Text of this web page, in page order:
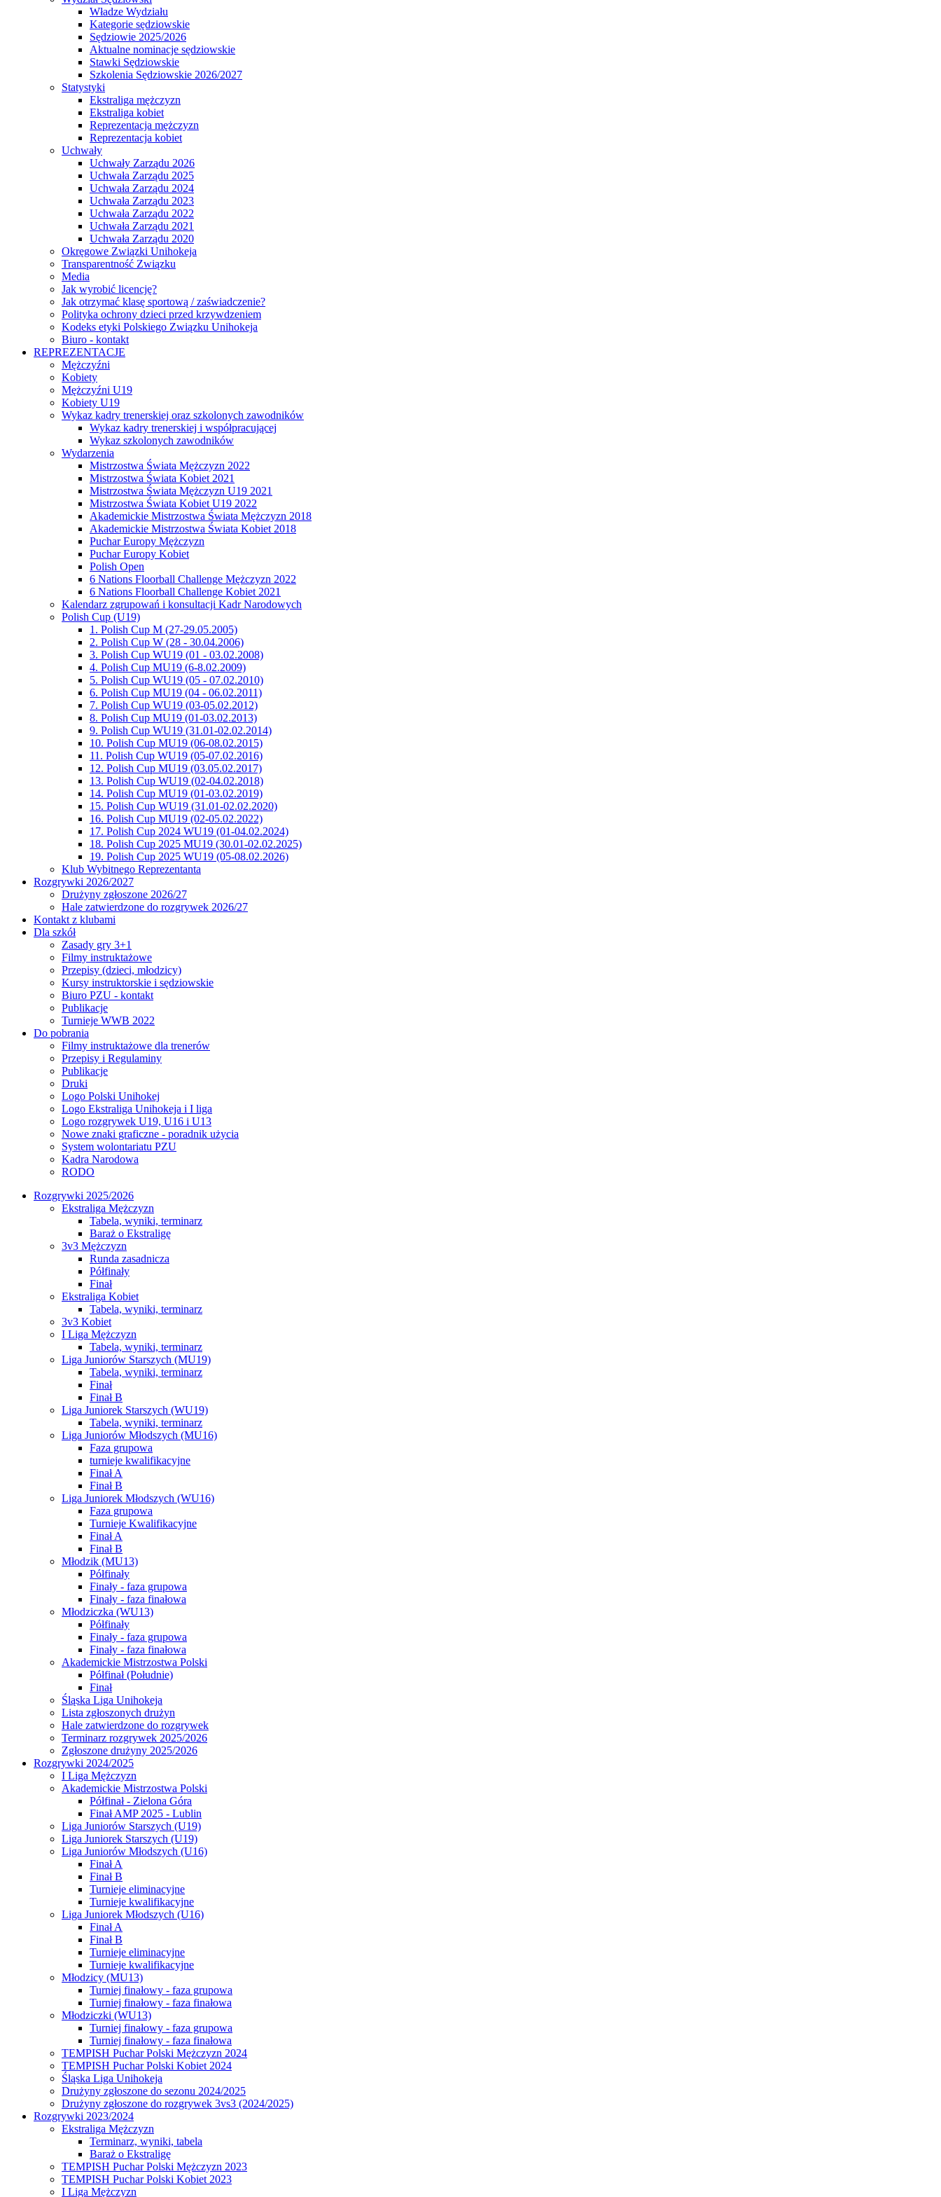
Władze Wydziału
Kategorie sędziowskie
Sędziowie 2025/2026
Aktualne nominacje sędziowskie
Stawki Sędziowskie
Szkolenia Sędziowskie 2026/2027
Statystyki
Ekstraliga mężczyzn
Ekstraliga kobiet
Reprezentacja mężczyzn
Reprezentacja kobiet
Uchwały
Uchwały Zarządu 2026
Uchwała Zarządu 2025
Uchwała Zarządu 2024
Uchwała Zarządu 2023
Uchwała Zarządu 2022
Uchwała Zarządu 2021
Uchwała Zarządu 2020
Okręgowe Związki Unihokeja
Transparentność Związku
Media
Jak wyrobić licencję?
Jak otrzymać klasę sportową / zaświadczenie?
Polityka ochrony dzieci przed krzywdzeniem
Kodeks etyki Polskiego Związku Unihokeja
Biuro - kontakt
REPREZENTACJE
Mężczyźni
Kobiety
Mężczyźni U19
Kobiety U19
Wykaz kadry trenerskiej oraz szkolonych zawodników
Wykaz kadry trenerskiej i współpracującej
Wykaz szkolonych zawodników
Wydarzenia
Mistrzostwa Świata Mężczyzn 2022
Mistrzostwa Świata Kobiet 2021
Mistrzostwa Świata Mężczyzn U19 2021
Mistrzostwa Świata Kobiet U19 2022
Akademickie Mistrzostwa Świata Mężczyzn 2018
Akademickie Mistrzostwa Świata Kobiet 2018
Puchar Europy Mężczyzn
Puchar Europy Kobiet
Polish Open
6 Nations Floorball Challenge Mężczyzn 2022
6 Nations Floorball Challenge Kobiet 2021
Kalendarz zgrupowań i konsultacji Kadr Narodowych
Polish Cup (U19)
1. Polish Cup M (27-29.05.2005)
2. Polish Cup W (28 - 30.04.2006)
3. Polish Cup WU19 (01 - 03.02.2008)
4. Polish Cup MU19 (6-8.02.2009)
5. Polish Cup WU19 (05 - 07.02.2010)
6. Polish Cup MU19 (04 - 06.02.2011)
7. Polish Cup WU19 (03-05.02.2012)
8. Polish Cup MU19 (01-03.02.2013)
9. Polish Cup WU19 (31.01-02.02.2014)
10. Polish Cup MU19 (06-08.02.2015)
11. Polish Cup WU19 (05-07.02.2016)
12. Polish Cup MU19 (03.05.02.2017)
13. Polish Cup WU19 (02-04.02.2018)
14. Polish Cup MU19 (01-03.02.2019)
15. Polish Cup WU19 (31.01-02.02.2020)
16. Polish Cup MU19 (02-05.02.2022)
17. Polish Cup 2024 WU19 (01-04.02.2024)
18. Polish Cup 2025 MU19 (30.01-02.02.2025)
19. Polish Cup 2025 WU19 (05-08.02.2026)
Klub Wybitnego Reprezentanta
Rozgrywki 2026/2027
Drużyny zgłoszone 2026/27
Hale zatwierdzone do rozgrywek 2026/27
Kontakt z klubami
Dla szkół
Zasady gry 3+1
Filmy instruktażowe
Przepisy (dzieci, młodzicy)
Kursy instruktorskie i sędziowskie
Biuro PZU - kontakt
Publikacje
Turnieje WWB 2022
Do pobrania
Filmy instruktażowe dla trenerów
Przepisy i Regulaminy
Publikacje
Druki
Logo Polski Unihokej
Logo Ekstraliga Unihokeja i I liga
Logo rozgrywek U19, U16 i U13
Nowe znaki graficzne - poradnik użycia
System wolontariatu PZU
Kadra Narodowa
RODO
Rozgrywki 2025/2026
Ekstraliga Mężczyzn
Tabela, wyniki, terminarz
Baraż o Ekstraligę
3v3 Mężczyzn
Runda zasadnicza
Półfinały
Finał
Ekstraliga Kobiet
Tabela, wyniki, terminarz
3v3 Kobiet
I Liga Mężczyzn
Tabela, wyniki, terminarz
Liga Juniorów Starszych (MU19)
Tabela, wyniki, terminarz
Finał
Finał B
Liga Juniorek Starszych (WU19)
Tabela, wyniki, terminarz
Liga Juniorów Młodszych (MU16)
Faza grupowa
turnieje kwalifikacyjne
Finał A
Finał B
Liga Juniorek Młodszych (WU16)
Faza grupowa
Turnieje Kwalifikacyjne
Finał A
Finał B
Młodzik (MU13)
Półfinały
Finały - faza grupowa
Finały - faza finałowa
Młodziczka (WU13)
Półfinały
Finały - faza grupowa
Finały - faza finałowa
Akademickie Mistrzostwa Polski
Półfinał (Południe)
Finał
Śląska Liga Unihokeja
Lista zgłoszonych drużyn
Hale zatwierdzone do rozgrywek
Terminarz rozgrywek 2025/2026
Zgłoszone drużyny 2025/2026
Rozgrywki 2024/2025
I Liga Mężczyzn
Akademickie Mistrzostwa Polski
Półfinał - Zielona Góra
Finał AMP 2025 - Lublin
Liga Juniorów Starszych (U19)
Liga Juniorek Starszych (U19)
Liga Juniorów Młodszych (U16)
Finał A
Finał B
Turnieje eliminacyjne
Turnieje kwalifikacyjne
Liga Juniorek Młodszych (U16)
Finał A
Finał B
Turnieje eliminacyjne
Turnieje kwalifikacyjne
Młodzicy (MU13)
Turniej finałowy - faza grupowa
Turniej finałowy - faza finałowa
Młodziczki (WU13)
Turniej finałowy - faza grupowa
Turniej finałowy - faza finałowa
TEMPISH Puchar Polski Mężczyzn 2024
TEMPISH Puchar Polski Kobiet 2024
Śląska Liga Unihokeja
Drużyny zgłoszone do sezonu 2024/2025
Drużyny zgłoszone do rozgrywek 3vs3 (2024/2025)
Rozgrywki 2023/2024
Ekstraliga Mężczyzn
Terminarz, wyniki, tabela
Baraż o Ekstraligę
TEMPISH Puchar Polski Mężczyzn 2023
TEMPISH Puchar Polski Kobiet 2023
I Liga Mężczyzn